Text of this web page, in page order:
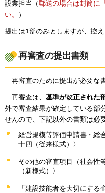
設業担当（郵送の場合は封筒に
い。
）
提出は1部のみとしますが、控え
再審査の提出書類
再審査のために提出が必要な
再審査は、 基準が改正された
外で審査結果が確定している部
せんので、下記以外の書類は必
経営規模等評価申請書・総
十四（従来様式）〉
その他の審査項目（社会性
（新様式）〉
「建設技能者を大切にす